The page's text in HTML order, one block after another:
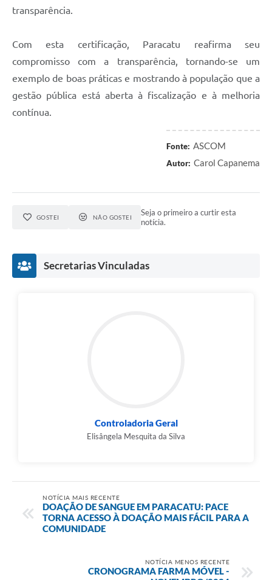
transparência.
Com esta certificação, Paracatu reafirma seu
compromisso com a transparência, tornando-se um
exemplo de boas práticas e mostrando à população que a
gestão pública está aberta à fiscalização e à melhoria
contínua.
Fonte: ASCOM
Autor: Carol Capanema
GOSTEI NÃO GOSTEI
Seja o primeiro a curtir esta
notícia.
Secretarias Vinculadas
Controladoria Geral
Elisângela Mesquita da Silva
NOTÍCIA MAIS RECENTE
DOAÇÃO DE SANGUE EM PARACATU: PACE
TORNA ACESSO À DOAÇÃO MAIS FÁCIL PARA A
COMUNIDADE
NOTÍCIA MENOS RECENTE
CRONOGRAMA FARMA MÓVEL -